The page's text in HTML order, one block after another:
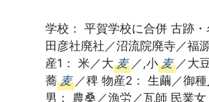
学校： 平賀学校に合併 古跡
田彦社廃社／沼流院廃寺／福
産1： 米／大 麦 ／,小 麦 ／大
蕎 麦 ／稗 物産2： 生繭／御
男： 農桑／漁労／瓦師 民業女